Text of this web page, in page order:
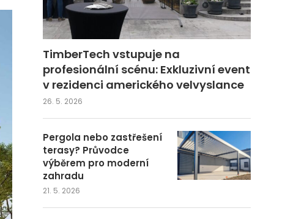
TimberTech vstupuje na
profesionální scénu: Exkluzivní event
v rezidenci amerického velvyslance
26. 5. 2026
Pergola nebo zastřešení
terasy? Průvodce
výběrem pro moderní
zahradu
21. 5. 2026